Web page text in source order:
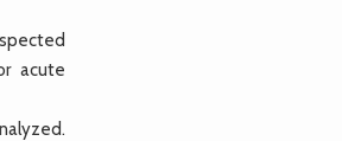
acute